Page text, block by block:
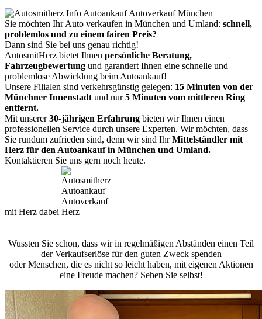
Sie möchten Ihr Auto verkaufen in München und Umland: schnell,
problemlos und zu einem fairen Preis?
Dann sind Sie bei uns genau richtig!
AutosmitHerz bietet Ihnen persönliche Beratung,
Fahrzeugbewertung und garantiert Ihnen eine schnelle und
problemlose Abwicklung beim Autoankauf!
Unsere Filialen sind verkehrsgünstig gelegen: 15 Minuten von der
Münchner Innenstadt und nur5 Minuten vom mittleren Ring
entfernt.
Mit unserer30-jährigen Erfahrung bieten wir Ihnen einen
professionellen Service durch unsere Experten. Wir möchten, dass
Sie rundum zufrieden sind, denn wir sind IhrMittelständler mit
Herz für den Autoankauf in München und Umland.
Kontaktieren Sie uns gern noch heute.
mit Herz dabei
Wussten Sie schon, dass wir in regelmäßigen Abständen einen Teil
der Verkaufserlöse für den guten Zweck spenden
oder Menschen, die es nicht so leicht haben, mit eigenen Aktionen
eine Freude machen? Sehen Sie selbst!